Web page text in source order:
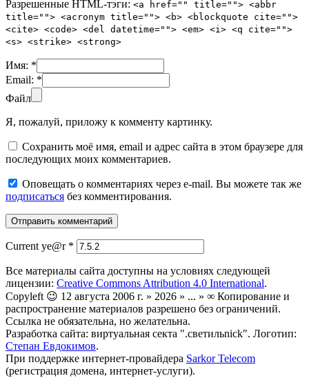
Разрешенные HTML-тэги: <a href="" title=""> <abbr
title=""> <acronym title=""> <b> <blockquote cite="">
<cite> <code> <del datetime=""> <em> <i> <q cite="">
<s> <strike> <strong>
Имя: *
Email: *
Файл
Я, пожалуй, приложу к комменту картинку.
Сохранить моё имя, email и адрес сайта в этом браузере для
последующих моих комментариев.
Оповещать о комментариях через e-mail. Вы можете так же
подписаться без комментирования.
Current ye@r *
Все материалы сайта доступны на условиях следующей
лицензии: Creative Commons Attribution 4.0 International.
Copyleft 😉 12 августа 2006 г. » 2026 » ... » ∞ Копирование и
распространение материалов разрешено без ограничений.
Ссылка не обязательна, но желательна.
Разработка сайта: виртуальная секта ".светильnick". Логотип:
Степан Евдокимов.
При поддержке интернет-провайдера Sarkor Telecom
(регистрация домена, интернет-услуги).